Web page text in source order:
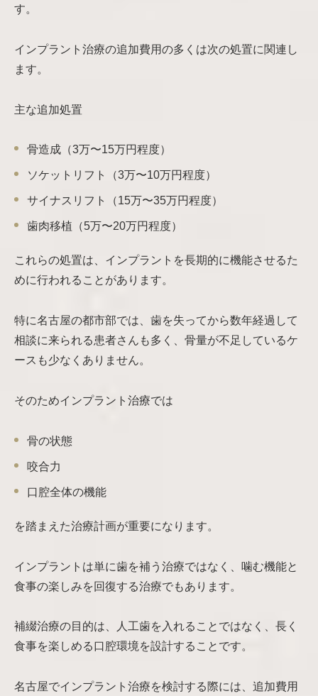
す。
インプラント治療の追加費用の多くは次の処置に関連し
ます。
主な追加処置
骨造成（3万〜15万円程度）
ソケットリフト（3万〜10万円程度）
サイナスリフト（15万〜35万円程度）
歯肉移植（5万〜20万円程度）
これらの処置は、インプラントを長期的に機能させるた
めに行われることがあります。
特に名古屋の都市部では、歯を失ってから数年経過して
相談に来られる患者さんも多く、骨量が不足しているケ
ースも少なくありません。
そのためインプラント治療では
骨の状態
咬合力
口腔全体の機能
を踏まえた治療計画が重要になります。
インプラントは単に歯を補う治療ではなく、噛む機能と
食事の楽しみを回復する治療でもあります。
補綴治療の目的は、人工歯を入れることではなく、長く
食事を楽しめる口腔環境を設計することです。
名古屋でインプラント治療を検討する際には、追加費用